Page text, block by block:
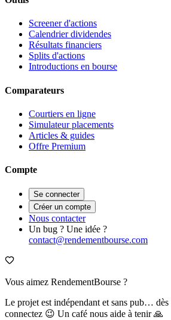
Screener d'actions
Calendrier dividendes
Résultats financiers
Splits d'actions
Introductions en bourse
Comparateurs
Courtiers en ligne
Simulateur placements
Articles & guides
Offre Premium
Compte
Se connecter
Créer un compte
Nous contacter
Un bug ? Une idée ?
contact@rendementbourse.com
Vous aimez RendementBourse ?
Le projet est indépendant et sans pub… dès
connectez 😉 Un café nous aide à tenir 🙏